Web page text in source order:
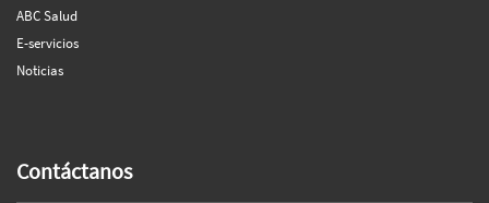
ABC Salud
E-servicios
Noticias
Contáctanos